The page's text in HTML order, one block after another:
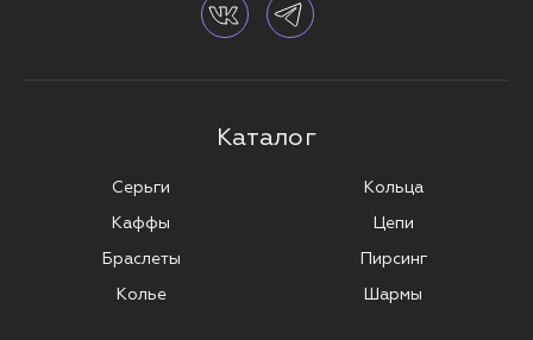
Каталог
Серьги
Каффы
Браслеты
Колье
Кольца
Цепи
Пирсинг
Шармы